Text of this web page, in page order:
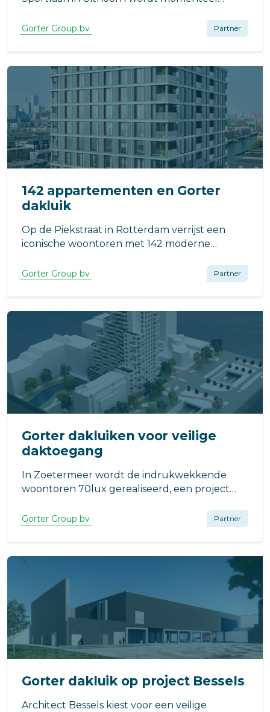
appartementen.
Gorter Group bv Partner
142 appartementen en Gorter
dakluik
Op de Piekstraat in Rotterdam verrijst een
iconische woontoren met 142 moderne
het Rotterdamse architectenbureau KCAP,
wordt gerealiseerd in opdracht van Heijmans
Woningbouw B.V. uit Rosmalen.
Gorter Group bv Partner
Gorter dakluiken voor veilige
daktoegang
In Zoetermeer wordt de indrukwekkende
woontoren 70lux gerealiseerd, een project
Luxemburglaan 2a.
Gorter Group bv Partner
Gorter dakluik op project Bessels
Architect Bessels kiest voor een veilige